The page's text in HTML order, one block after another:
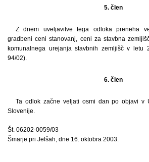
5. člen
Z dnem uveljavitve tega odloka preneha
gradbeni ceni stanovanj, ceni za stavbna
komunalnega urejanja stavbnih zemljišč v letu
94/02).
6. člen
Ta odlok začne veljati osmi dan po objavi v
Slovenije.
Št. 06202-0059/03
Šmarje pri Jelšah, dne 16. oktobra 2003.